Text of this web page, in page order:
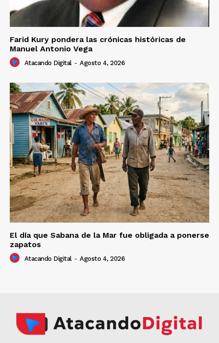
Farid Kury pondera las crónicas históricas de
Manuel Antonio Vega
Atacando Digital - Agosto 4, 2026
El día que Sabana de la Mar fue obligada a ponerse
zapatos
Atacando Digital - Agosto 4, 2026